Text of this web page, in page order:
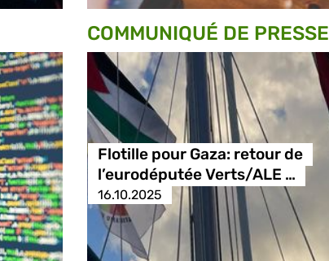
COMMUNIQUÉ DE PRESSE
Flotille pour Gaza: retour de
l’eurodéputée Verts/ALE …
16.10.2025